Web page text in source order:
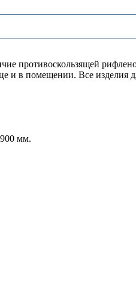
противоскользящей
и в помещении. Все
мм.